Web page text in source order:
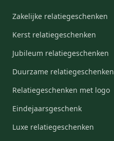
Zakelijke relatiegeschenken
Kerst relatiegeschenken
Jubileum relatiegeschenken
Duurzame relatiegeschenken
Relatiegeschenken met logo
Eindejaarsgeschenk
Luxe relatiegeschenken